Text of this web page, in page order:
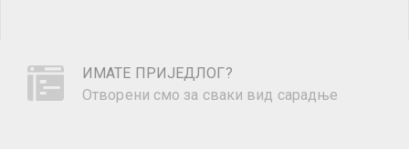
ИМАТЕ ПРИЈЕДЛОГ?
Отворени смо за сваки вид сарадње